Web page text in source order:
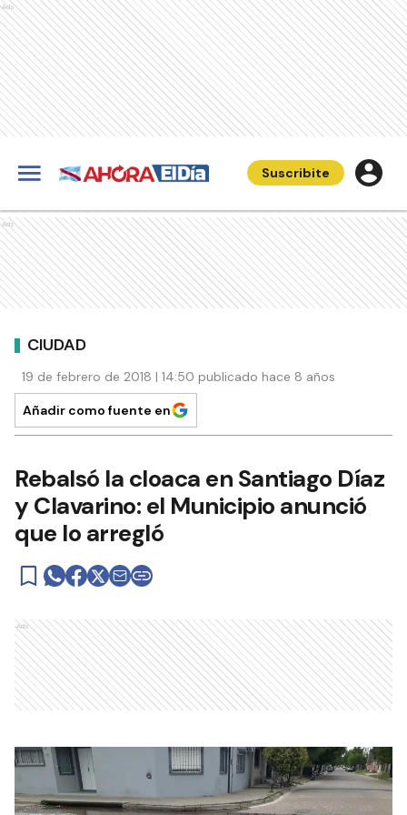
Ads
Suscribite
Ads
CIUDAD
19 de febrero de 2018 | 14:50 publicado hace 8 años
Añadir como fuente en
Rebalsó la cloaca en Santiago Díaz
y Clavarino: el Municipio anunció
que lo arregló
Ads